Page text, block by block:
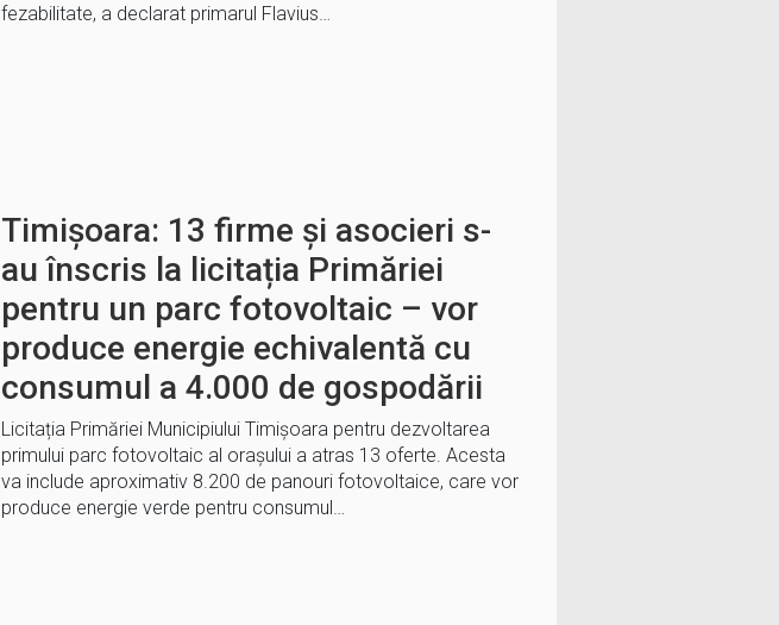
fezabilitate, a declarat primarul Flavius…
Timișoara: 13 firme și asocieri s-
au înscris la licitația Primăriei
pentru un parc fotovoltaic – vor
produce energie echivalentă cu
consumul a 4.000 de gospodării
Licitația Primăriei Municipiului Timișoara pentru dezvoltarea
primului parc fotovoltaic al orașului a atras 13 oferte. Acesta
va include aproximativ 8.200 de panouri fotovoltaice, care vor
produce energie verde pentru consumul…